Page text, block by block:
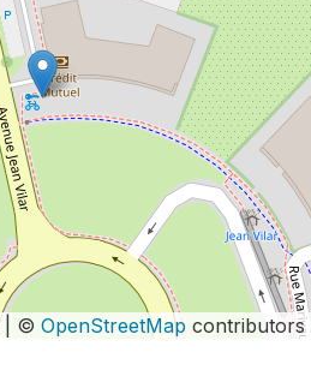
| © OpenStreetMap contributors